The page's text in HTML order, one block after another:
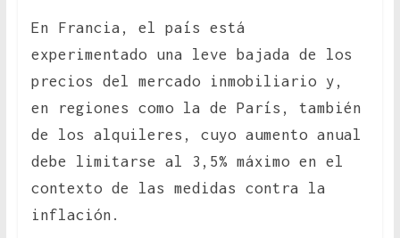
En Francia, el país está
experimentado una leve bajada de los
precios del mercado inmobiliario y,
en regiones como la de París, también
de los alquileres, cuyo aumento anual
debe limitarse al 3,5% máximo en el
contexto de las medidas contra la
inflación.